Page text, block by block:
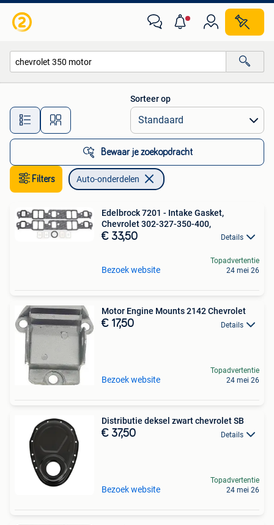
Alle afstanden…
Sorteer op
Bewaar je zoekopdracht
Filters Auto-onderdelen
Edelbrock 7201 - Intake Gasket,
Chevrolet 302-327-350-400,
€ 33,50 Details
Bezoek website
Topadvertentie
24 mei 26
Motor Engine Mounts 2142 Chevrolet
€ 17,50 Details
Bezoek website
Topadvertentie
24 mei 26
Distributie deksel zwart chevrolet SB
€ 37,50 Details
Bezoek website
Topadvertentie
24 mei 26